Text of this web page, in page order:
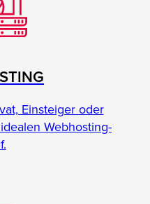
Einsteiger oder
Webhosting-